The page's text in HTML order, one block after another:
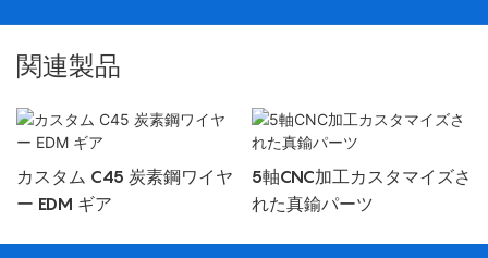
関連製品
カスタム C45 炭素鋼ワイヤ
ー EDM ギア
5軸CNC加工カスタマイズさ
れた真鍮パーツ